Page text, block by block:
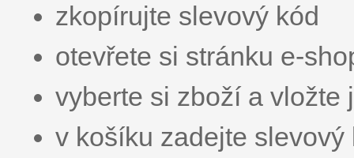
zkopírujte slevový kód
otevřete si stránku e-
vyberte si zboží a vložte
v košíku zadejte